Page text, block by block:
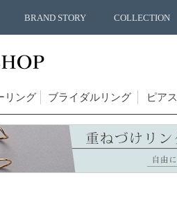
BRAND STORY COLLECTION
リング ブライダルリング ピアス